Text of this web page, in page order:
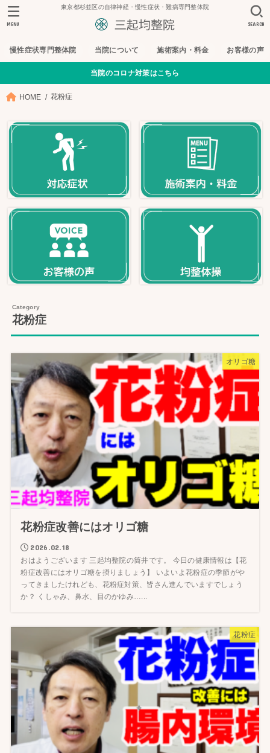
東京都杉並区の自律神経・慢性症状・難病専門整体院
慢性症状専門整体院 当院について 施術案内・料金 お客様の声
SEARCH
MENU
当院のコロナ対策はこちら
HOME 花粉症
花粉症
オリゴ糖
花粉症改善にはオリゴ糖
2026.02.18
おはようございます 三起均整院の筒井です。 今日の健康情報は【花
粉症改善にはオリゴ糖を摂りましょう】 いよいよ花粉症の季節がや
ってきましたけれども、花粉症対策、皆さん進んでいますでしょう
か？ くしゃみ、鼻水、目のかゆみ…...
花粉症